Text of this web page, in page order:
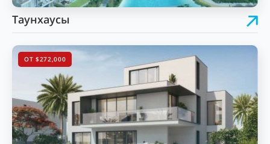
Таунхаусы
ОТ $272,000